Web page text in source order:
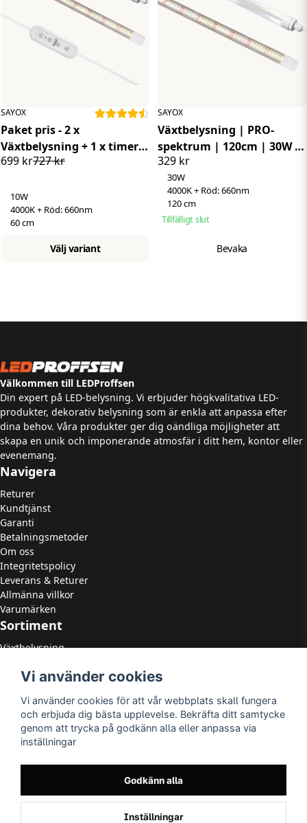
SAYOX
Paket pris - 2 x
Växtbelysning + 1 x timer |
PRO-spektrum | 60cm |
727 kr
699 kr
10W
4000K + Röd: 660nm
60 cm
Välj variant
SAYOX
Växtbelysning | PRO-
spektrum | 120cm | 30W |
Vitt ljus | IP65 | 660 Nm
329 kr
30W
4000K + Röd: 660nm
120 cm
Tillfälligt slut
Bevaka
Välkommen till LEDProffsen
Din expert på LED-belysning. Vi erbjuder högkvalitativa LED-
produkter, dekorativ belysning som är enkla att anpassa efter
dina behov. Våra produkter ger dig oändliga möjligheter att
skapa en unik och imponerande atmosfär i ditt hem, kontor eller
evenemang.
Navigera
Returer
Kundtjänst
Garanti
Betalningsmetoder
Om oss
Integritetspolicy
Leverans & Returer
Allmänna villkor
Varumärken
Sortiment
Växtbelysning
LED Paneler
LED Downlights
LED Takarmaturer
Tillbehör
OUTLED
LED-lister
Inomhusbelysning
Vi använder cookies
Vi använder cookies för att vår webbplats skall fungera
och erbjuda dig bästa upplevelse. Bekräfta ditt samtycke
genom att trycka på godkänn alla eller anpassa via
inställningar
Godkänn alla
Inställningar